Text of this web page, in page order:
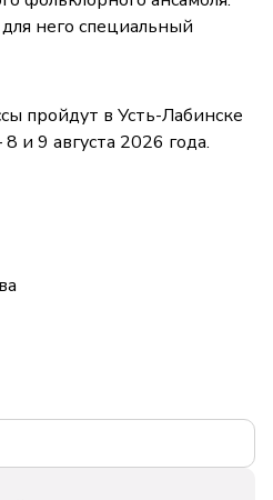
него специальный
пройдут в Усть-Лабинске
и 9 августа 2026 года.